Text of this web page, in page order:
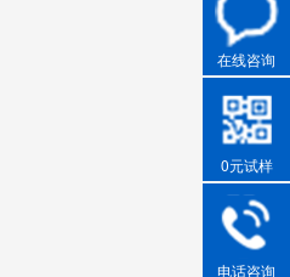
在线咨询
0元试样
电话咨询